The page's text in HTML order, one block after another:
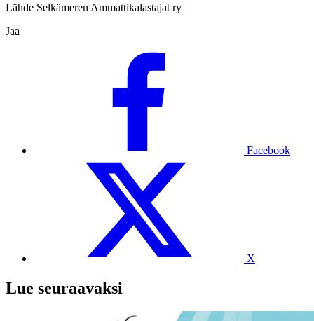
Lähde Selkämeren Ammattikalastajat ry
Jaa
Facebook
X
Lue seuraavaksi